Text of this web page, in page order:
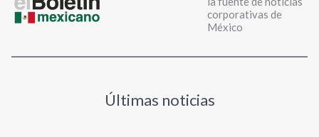
corporativas de
México
Últimas noticias